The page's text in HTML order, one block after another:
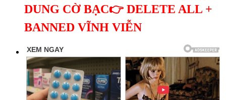
DUNG CỜ BẠC👉 DELETE ALL +
BANNED VĨNH VIỄN